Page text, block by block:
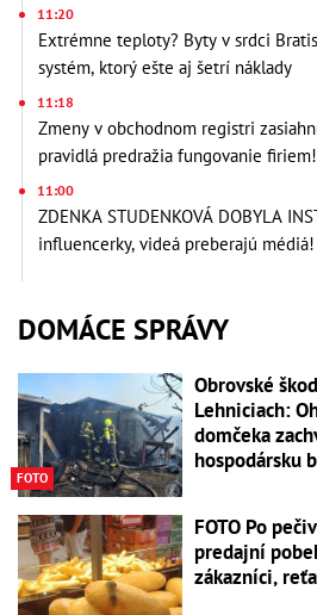
11:20
Extrémne teploty? Byty v srdci
systém, ktorý ešte aj šetrí náklady
11:18
Zmeny v obchodnom registri
pravidlá predražia fungovanie
11:00
ZDENKA STUDENKOVÁ DOBYLA
influencerky, videá preberajú médiá!
DOMÁCE SPRÁVY
FOTO
Obrovské
Lehniciach:
domčeka
hospodársku
FOTO Po
predajní
zákazníci,